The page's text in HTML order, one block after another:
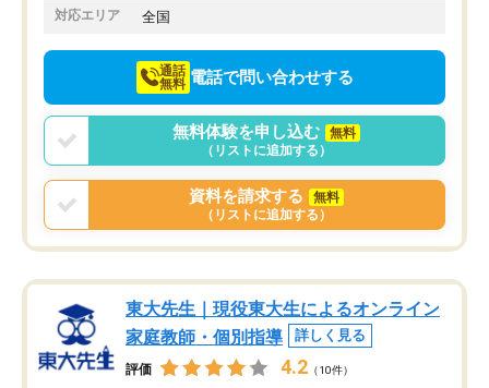
でお願いしました。来年の高校受験に
対応エリア 全国
通話
無料 電話で問い合わせする
無料体験を申し込む
無料
（リストに追加する）
資料を請求する
無料
（リストに追加する）
東大先生｜現役東大生によるオンライン
家庭教師・個別指導
詳しく見る
評価 4.2 （10件）